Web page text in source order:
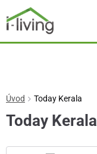
Úvod Today Kerala
Today Kerala